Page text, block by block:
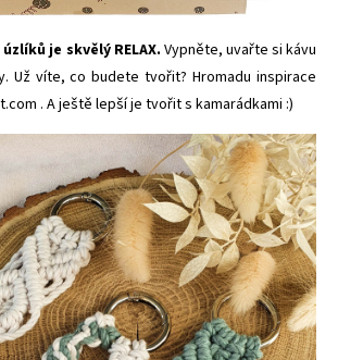
je skvělý RELAX. Vypněte, uvařte si kávu
Už víte, co budete tvořit? Hromadu inspirace
. A ještě lepší je tvořit s kamarádkami :)